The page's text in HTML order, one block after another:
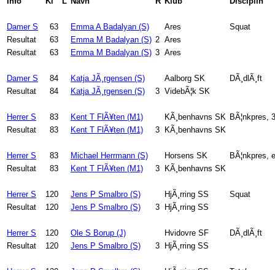
Damer S 63 Emma A Badalyan (S) Ares
Squat
Resultat
63 Emma M Badalyan (S) 2 Ares
Resultat
63 Emma M Badalyan (S) 3 Ares
Damer S 84 Katja JÃ¸rgensen (S) Aalborg SK
DÃ¸dlÃ¸ft
Resultat
84 Katja JÃ¸rgensen (S) 3 VidebÃ¦k SK
Herrer S 83 Kent T FlÃ¥ten (M1) KÃ¸benhavns SK BÃ¦nkpres,
Resultat
83 Kent T FlÃ¥ten (M1) 3 KÃ¸benhavns SK
Herrer S 83 Michael Herrmann (S) Horsens SK
BÃ¦nkpres,
Resultat
83 Kent T FlÃ¥ten (M1) 3 KÃ¸benhavns SK
Herrer S 120 Jens P Smalbro (S) HjÃ¸rring SS
Squat
Resultat
120 Jens P Smalbro (S) 3 HjÃ¸rring SS
Herrer S 120 Ole S Borup (J) Hvidovre SF
DÃ¸dlÃ¸ft
Resultat
120 Jens P Smalbro (S) 3 HjÃ¸rring SS